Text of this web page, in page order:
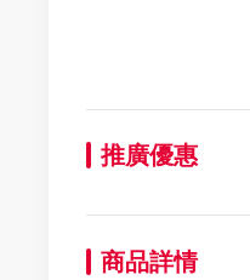
推廣優惠
商品詳情